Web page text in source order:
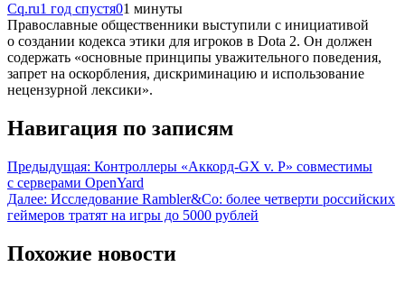
Cq.ru1 год спустя01 минуты
Православные общественники выступили с инициативой
о создании кодекса этики для игроков в Dota 2. Он должен
содержать «основные принципы уважительного поведения,
запрет на оскорбления, дискриминацию и использование
нецензурной лексики».
Навигация по записям
Предыдущая: Контроллеры «Аккорд-GX v. P» совместимы
с серверами OpenYard
Далее: Исследование Rambler&Co: более четверти российских
геймеров тратят на игры до 5000 рублей
Похожие новости